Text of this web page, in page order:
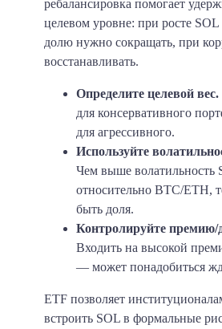
ребалансировка помогает
целевом уровне: при росте
долю нужно сокращать, при
восстанавливать.
Определите целевой вес.
для консервативного
для агрессивного.
Используйте
Чем выше волатильность
относительно BTC/ETH,
быть доля.
Контролируйте премию/
Входить на высокой
— может понадобиться
ETF позволяет
встроить SOL в формальные